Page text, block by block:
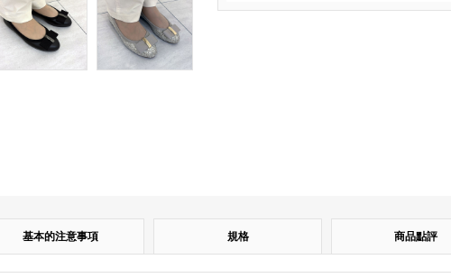
基本的注意事項 規格 商品點評